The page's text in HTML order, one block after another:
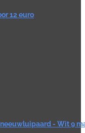
12 euro
- Wit 9